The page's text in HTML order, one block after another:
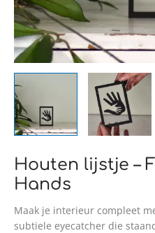
Houten lijstje –
Hands
Maak je interieur compleet
subtiele eyecatcher die